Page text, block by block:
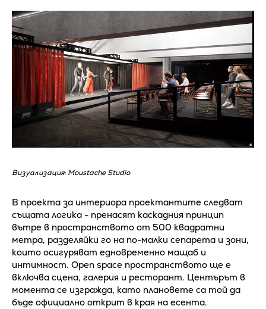
Визуализация: Moustache Studio
В проекта за интериора проектантите следват
същата логика - пренасят каскадния принцип
вътре в пространството от 500 квадратни
метра, разделяйки го на по-малки сепарета и зони,
които осигуряват едновременно мащаб и
интимност. Оpen space пространството ще е
включва сцена, галерия и ресторант. Центърът в
момента се изгражда, като плановете са той да
бъде официално открит в края на есента.